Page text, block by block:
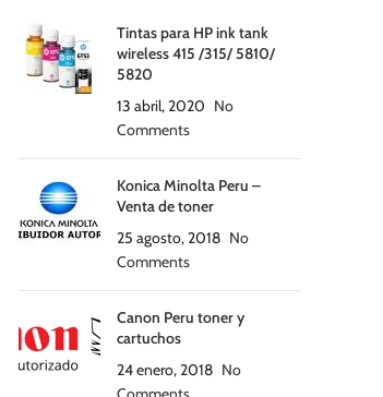
Tintas para HP ink tank
wireless 415 /315/ 5810/
5820
13 abril, 2020 No
Comments
Konica Minolta Peru –
Venta de toner
25 agosto, 2018 No
Comments
Canon Peru toner y
cartuchos
24 enero, 2018 No